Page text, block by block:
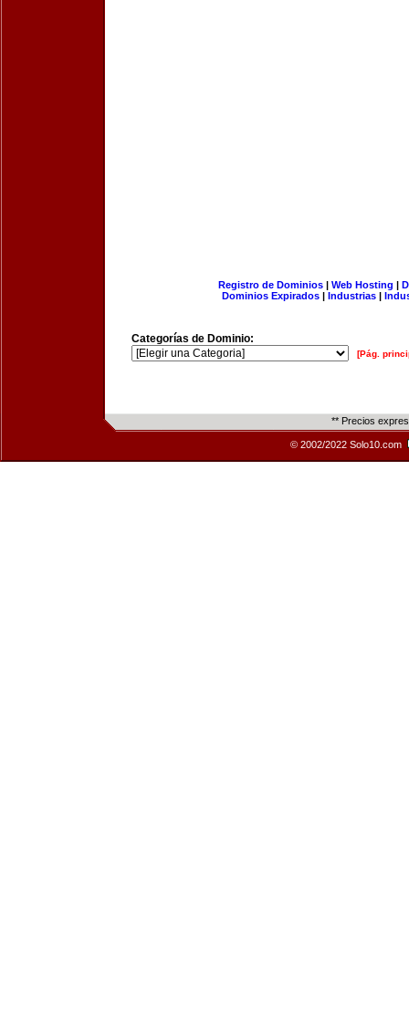
Registro de Dominios| Web Hosting |
Dominios Expirados | Industrias |
Categorías de Dominio:
[Pág.
** Precios
© 2002/2022 Solo10.com